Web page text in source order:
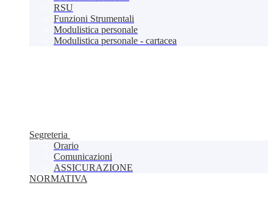
RSU
Funzioni Strumentali
Modulistica personale
Modulistica personale - cartacea
Segreteria
Orario
Comunicazioni
ASSICURAZIONE
NORMATIVA